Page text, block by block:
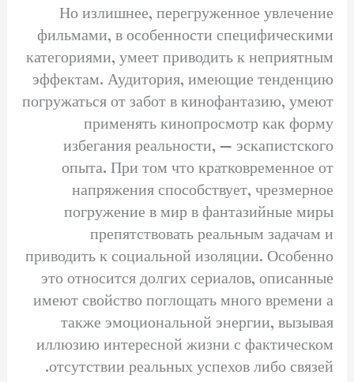
Но излишнее, перегруженное увлечение
фильмами, в особенности специфическими
категориями, умеет приводить к неприятным
эффектам. Аудитория, имеющие тенденцию
погружаться от забот в кинофантазию, умеют
применять кинопросмотр как форму
избегания реальности, — эскапистского
опыта. При том что кратковременное от
напряжения способствует, чрезмерное
погружение в мир в фантазийные миры
препятствовать реальным задачам и
приводить к социальной изоляции. Особенно
это относится долгих сериалов, описанные
имеют свойство поглощать много времени а
также эмоциональной энергии, вызывая
иллюзию интересной жизни с фактическом
отсутствии реальных успехов либо связей.